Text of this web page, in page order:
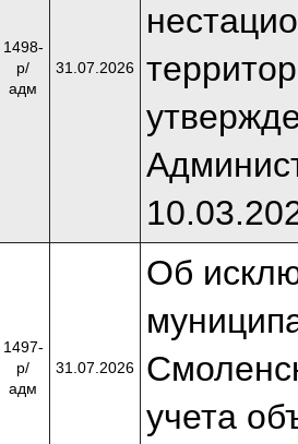
1498-
р/
адм
31.07.2026
1497-
р/
адм
31.07.2026
Об
учета